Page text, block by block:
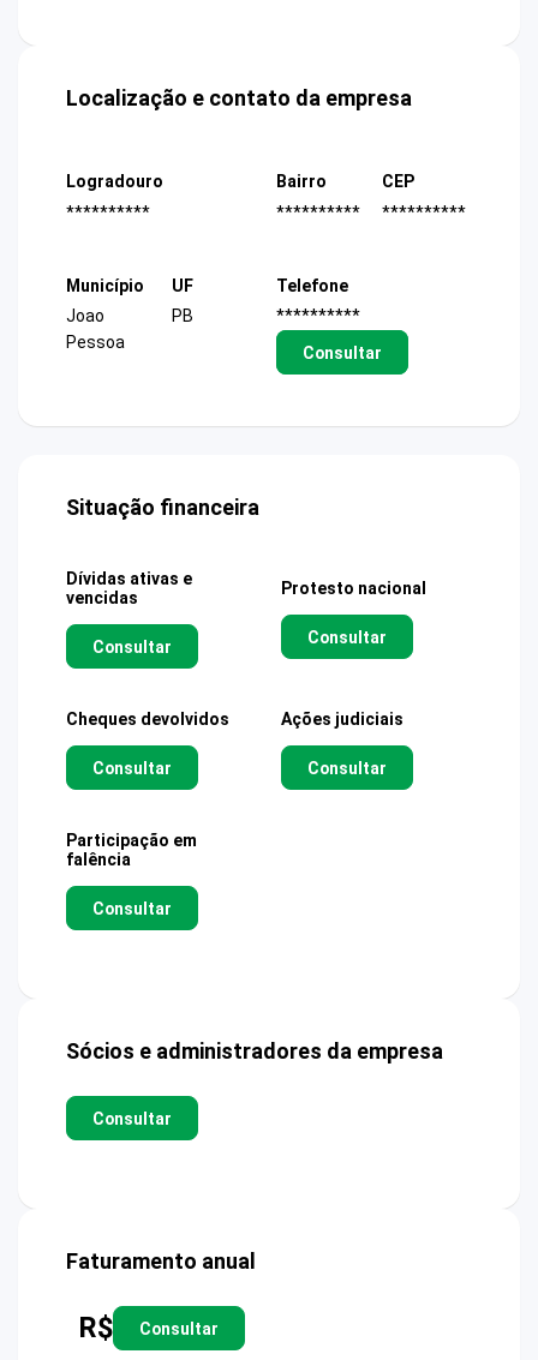
Localização e contato da empresa
Logradouro
**********
Bairro
**********
CEP
**********
Município
Joao
Pessoa
UF
PB
Telefone
**********
Consultar
Situação financeira
Dívidas ativas e
vencidas
Consultar
Protesto nacional
Consultar
Cheques devolvidos
Consultar
Ações judiciais
Consultar
Participação em
falência
Consultar
Sócios e administradores da empresa
Consultar
Faturamento anual
R$ Consultar